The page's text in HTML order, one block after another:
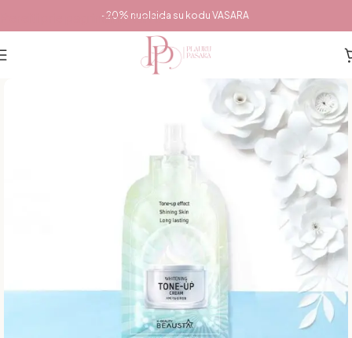
Pereiti prie pagrindinio turinio-20% nuolaida su kodu VASARA